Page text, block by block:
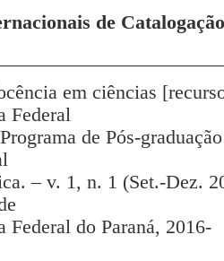
de
em ciências
Federal
de Pós-
– v. 1, n. 1 (Set.-Dez.
Federal do Paraná, 2016-